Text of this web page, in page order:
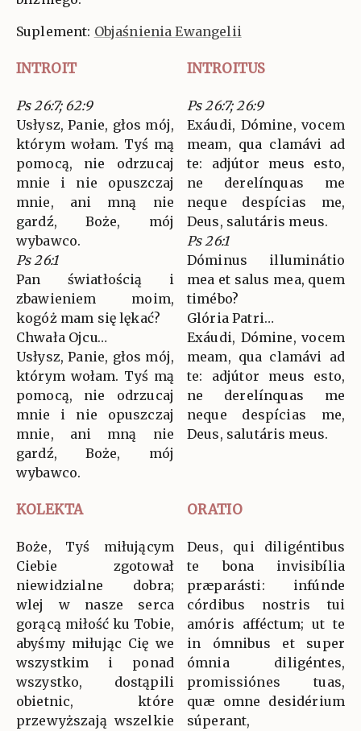
Suplement: Objaśnienia Ewangelii
INTROIT INTROITUS
Ps 26:7; 62:9
Usłysz, Panie, głos mój,
którym wołam. Tyś mą
pomocą, nie odrzucaj
mnie i nie opuszczaj
mnie, ani mną nie
gardź, Boże, mój
wybawco.
Ps 26:1
Pan światłością i
zbawieniem moim,
kogóż mam się lękać?
Chwała Ojcu…
Usłysz, Panie, głos mój,
którym wołam. Tyś mą
pomocą, nie odrzucaj
mnie i nie opuszczaj
mnie, ani mną nie
gardź, Boże, mój
wybawco.
Ps 26:7; 26:9
Exáudi, Dómine, vocem
meam, qua clamávi ad
te: adjútor meus esto,
ne derelínquas me
neque despícias me,
Deus, salutáris meus.
Ps 26:1
Dóminus illuminátio
mea et salus mea, quem
timébo?
Glória Patri…
Exáudi, Dómine, vocem
meam, qua clamávi ad
te: adjútor meus esto,
ne derelínquas me
neque despícias me,
Deus, salutáris meus.
KOLEKTA ORATIO
Boże, Tyś miłującym
Ciebie zgotował
niewidzialne dobra;
wlej w nasze serca
gorącą miłość ku Tobie,
abyśmy miłując Cię we
wszystkim i ponad
wszystko, dostąpili
obietnic, które
przewyższają wszelkie
Deus, qui diligéntibus
te bona invisibília
præparásti: infúnde
córdibus nostris tui
amóris afféctum; ut te
in ómnibus et super
ómnia diligéntes,
promissiónes tuas,
quæ omne desidérium
súperant,